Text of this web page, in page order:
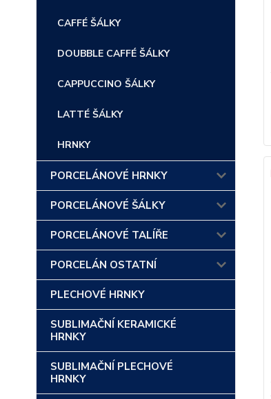
CAFFÉ ŠÁLKY
DOUBBLE CAFFÉ ŠÁLKY
CAPPUCCINO ŠÁLKY
LATTÉ ŠÁLKY
HRNKY
PORCELÁNOVÉ HRNKY
PORCELÁNOVÉ ŠÁLKY
PORCELÁNOVÉ TALÍŘE
PORCELÁN OSTATNÍ
PLECHOVÉ HRNKY
SUBLIMAČNÍ KERAMICKÉ
HRNKY
SUBLIMAČNÍ PLECHOVÉ
HRNKY